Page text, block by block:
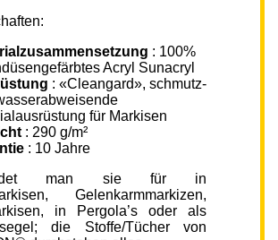
: 100%
Acryl Sunacryl
: «Cleangard», schmutz-
für Markisen
: 290 g/m²
: 10 Jahre
man sie für in
Gelenkarmmarkizen,
in Pergola’s oder als
die Stoffe/Tücher von